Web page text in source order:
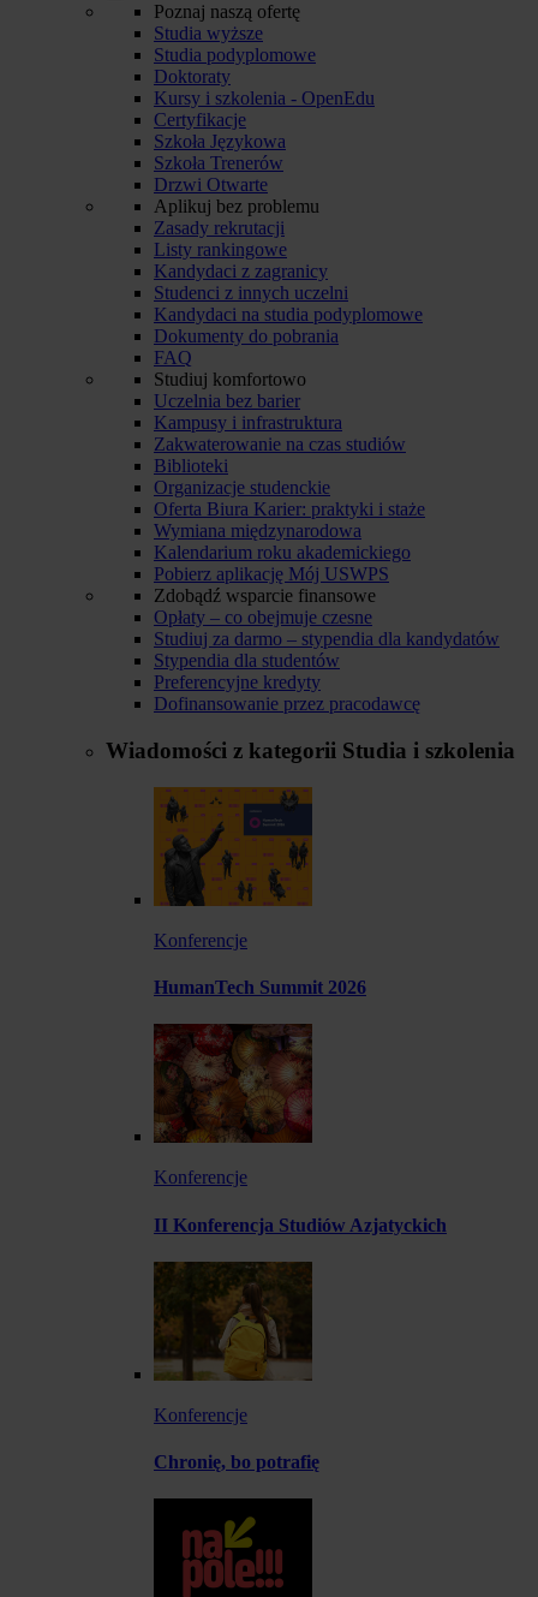
Poznaj naszą ofertę
Studia wyższe
Studia podyplomowe
Doktoraty
Kursy i szkolenia - OpenEdu
Certyfikacje
Szkoła Językowa
Szkoła Trenerów
Drzwi Otwarte
Aplikuj bez problemu
Zasady rekrutacji
Listy rankingowe
Kandydaci z zagranicy
Studenci z innych uczelni
Kandydaci na studia podyplomowe
Dokumenty do pobrania
FAQ
Studiuj komfortowo
Uczelnia bez barier
Kampusy i infrastruktura
Zakwaterowanie na czas studiów
Biblioteki
Organizacje studenckie
Oferta Biura Karier: praktyki i staże
Wymiana międzynarodowa
Kalendarium roku akademickiego
Pobierz aplikację Mój USWPS
Zdobądź wsparcie finansowe
Opłaty – co obejmuje czesne
Studiuj za darmo – stypendia dla kandydatów
Stypendia dla studentów
Preferencyjne kredyty
Dofinansowanie przez pracodawcę
Wiadomości z kategorii Studia i szkolenia
Konferencje
HumanTech Summit 2026
Konferencje
II Konferencja Studiów Azjatyckich
Konferencje
Chronię, bo potrafię